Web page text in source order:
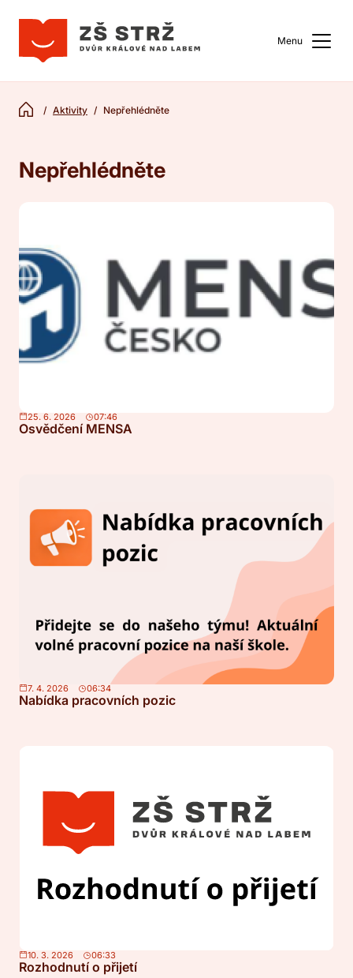
Menu
Aktivity Nepřehlédněte
Nepřehlédněte
25. 6. 2026 07:46
Osvědčení MENSA
7. 4. 2026 06:34
Nabídka pracovních pozic
10. 3. 2026 06:33
Rozhodnutí o přijetí